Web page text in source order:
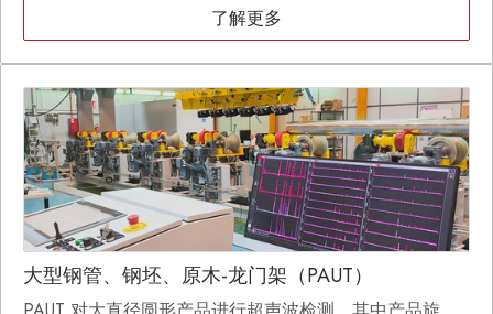
了解更多
大型钢管、钢坯、原木-龙门架（PAUT）